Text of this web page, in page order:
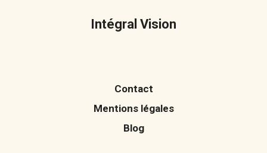
Intégral Vision
Contact
Mentions légales
Blog